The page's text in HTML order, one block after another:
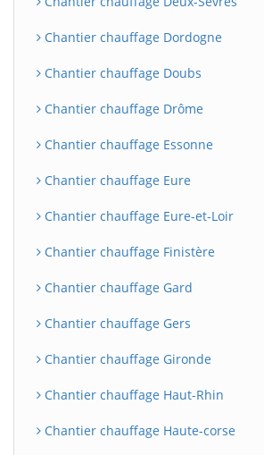
Chantier chauffage Dordogne
Chantier chauffage Doubs
Chantier chauffage Drôme
Chantier chauffage Essonne
Chantier chauffage Eure
Chantier chauffage Eure-et-Loir
Chantier chauffage Finistère
Chantier chauffage Gard
Chantier chauffage Gers
Chantier chauffage Gironde
Chantier chauffage Haut-Rhin
Chantier chauffage Haute-corse